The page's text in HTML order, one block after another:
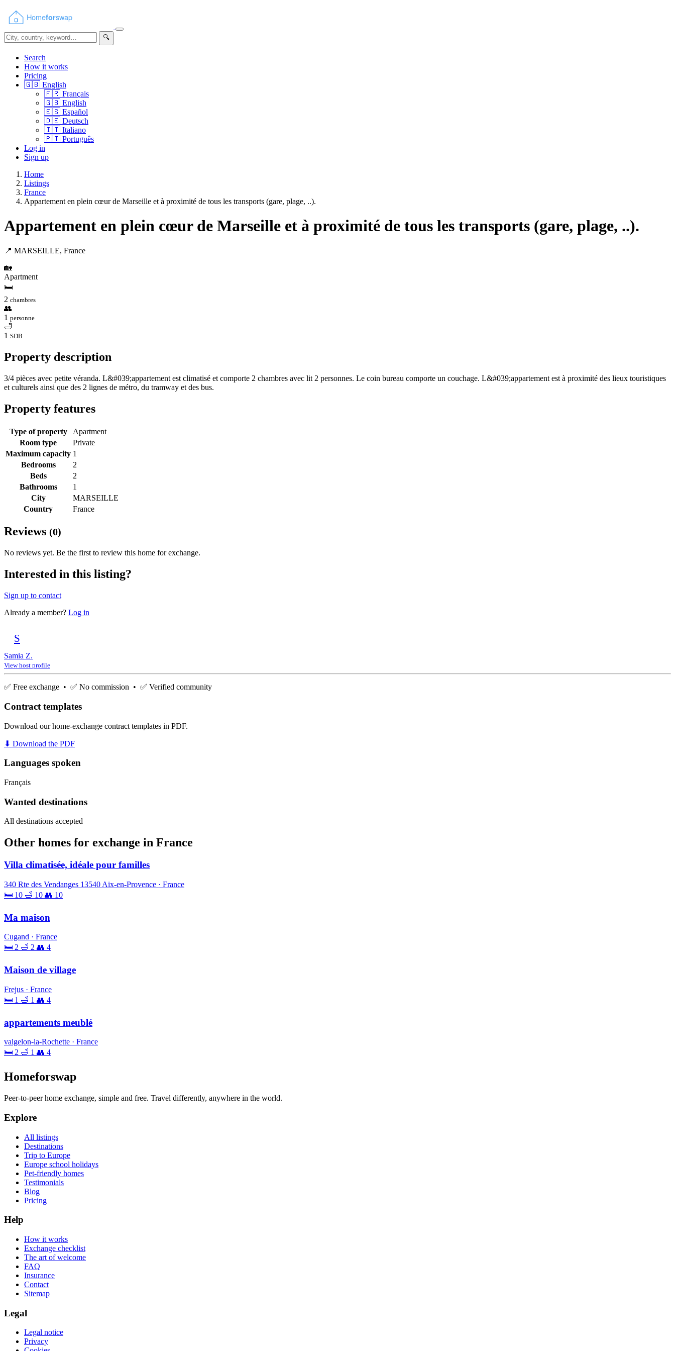
🔍
Search
How it works
Pricing
🇬🇧 English
🇫🇷 Français
🇬🇧 English
🇪🇸 Español
🇩🇪 Deutsch
🇮🇹 Italiano
🇵🇹 Português
Log in
Sign up
Home
Listings
France
Appartement en plein cœur de Marseille et à proximité de tous les transports (gare, plage, ..).
Appartement en plein cœur de Marseille et à proximité de tous les transports (gare, plage, ..).
📍 MARSEILLE, France
🏡
Apartment
🛏
2 chambres
👥
1 personne
🛁
1 SDB
Property description
3/4 pièces avec petite véranda. L&#039;appartement est climatisé et comporte 2 chambres avec lit 2 personnes. Le coin bureau comporte un couchage. L&#039;appartement est à proximité des lieux touristiques
et culturels ainsi que des 2 lignes de métro, du tramway et des bus.
Property features
Type of property
Apartment
Room type
Private
Maximum capacity 1
Bedrooms
2
Beds
2
Bathrooms
1
City
MARSEILLE
Country
France
Reviews (0)
No reviews yet. Be the first to review this home for exchange.
Interested in this listing?
Sign up to contact
Already a member? Log in
S
Samia Z.
View host profile
✅ Free exchange • ✅ No commission • ✅ Verified community
Contract templates
Download our home-exchange contract templates in PDF.
⬇ Download the PDF
Languages spoken
Français
Wanted destinations
All destinations accepted
Other homes for exchange in France
Villa climatisée, idéale pour familles
340 Rte des Vendanges 13540 Aix-en-Provence · France
🛏 10 🛁 10 👥 10
Ma maison
Cugand · France
🛏 2 🛁 2 👥 4
Maison de village
Frejus · France
🛏 1 🛁 1 👥 4
appartements meublé
valgelon-la-Rochette · France
🛏 2 🛁 1 👥 4
Homeforswap
Peer-to-peer home exchange, simple and free. Travel differently, anywhere in the world.
Explore
All listings
Destinations
Trip to Europe
Europe school holidays
Pet-friendly homes
Testimonials
Blog
Pricing
Help
How it works
Exchange checklist
The art of welcome
FAQ
Insurance
Contact
Sitemap
Legal
Legal notice
Privacy